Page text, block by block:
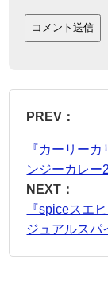
PREV：
『カーリー
ンジーカレ
NEXT：
『spiceスエ
ジュアルス